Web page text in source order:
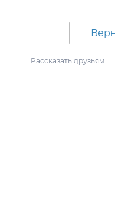
Рассказать друзьям